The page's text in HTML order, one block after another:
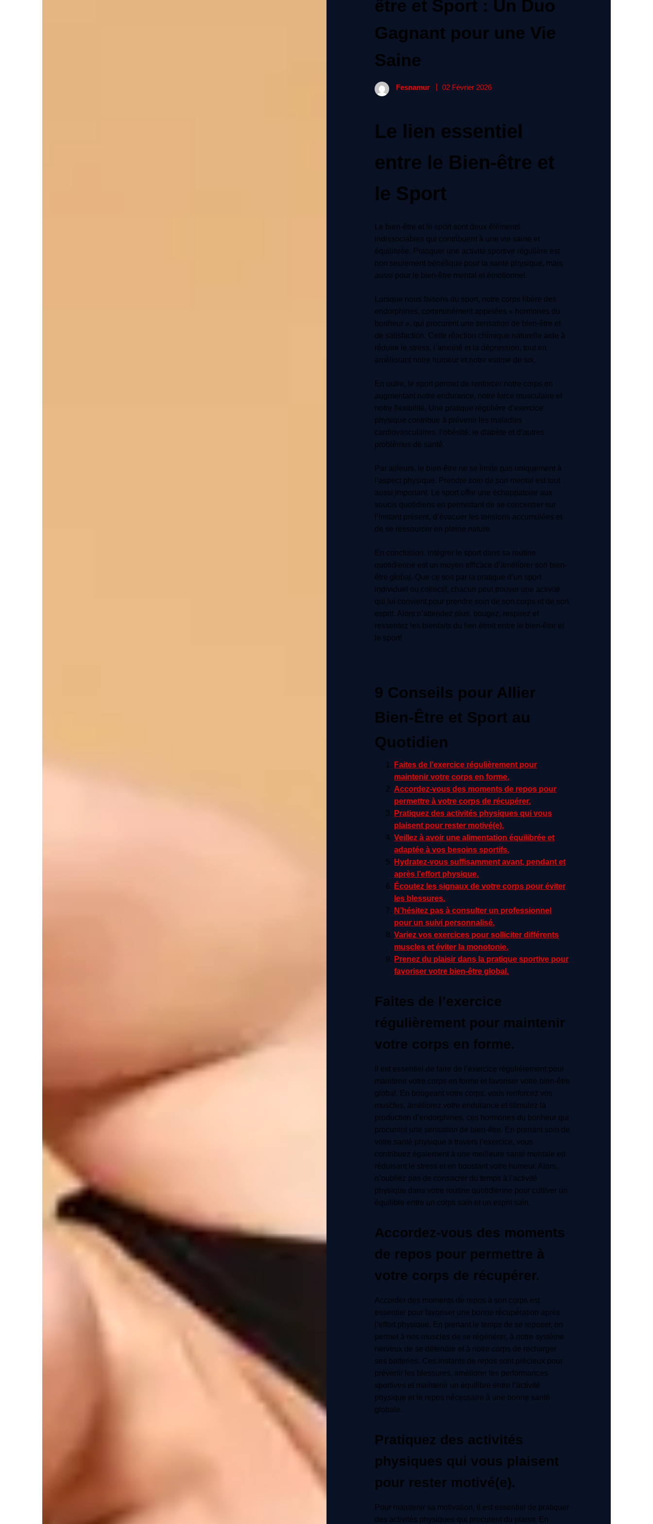
être et Sport : Un Duo
Gagnant pour une Vie
Saine
Fesnamur 02 Février 2026
Le lien essentiel
entre le Bien-être et
le Sport
Le bien-être et le sport sont deux éléments
indissociables qui contribuent à une vie saine et
équilibrée. Pratiquer une activité sportive régulière est
non seulement bénéfique pour la santé physique, mais
aussi pour le bien-être mental et émotionnel.
Lorsque nous faisons du sport, notre corps libère des
endorphines, communément appelées « hormones du
bonheur », qui procurent une sensation de bien-être et
de satisfaction. Cette réaction chimique naturelle aide à
réduire le stress, l’anxiété et la dépression, tout en
améliorant notre humeur et notre estime de soi.
En outre, le sport permet de renforcer notre corps en
augmentant notre endurance, notre force musculaire et
notre flexibilité. Une pratique régulière d’exercice
physique contribue à prévenir les maladies
cardiovasculaires, l’obésité, le diabète et d’autres
problèmes de santé.
Par ailleurs, le bien-être ne se limite pas uniquement à
l’aspect physique. Prendre soin de son mental est tout
aussi important. Le sport offre une échappatoire aux
soucis quotidiens en permettant de se concentrer sur
l’instant présent, d’évacuer les tensions accumulées et
de se ressourcer en pleine nature.
En conclusion, intégrer le sport dans sa routine
quotidienne est un moyen efficace d’améliorer son bien-
être global. Que ce soit par la pratique d’un sport
individuel ou collectif, chacun peut trouver une activité
qui lui convient pour prendre soin de son corps et de son
esprit. Alors n’attendez plus, bougez, respirez et
ressentez les bienfaits du lien étroit entre le bien-être et
le sport!
9 Conseils pour Allier
Bien-Être et Sport au
Quotidien
Faites de l’exercice régulièrement pour
maintenir votre corps en forme.
Accordez-vous des moments de repos pour
permettre à votre corps de récupérer.
Pratiquez des activités physiques qui vous
plaisent pour rester motivé(e).
Veillez à avoir une alimentation équilibrée et
adaptée à vos besoins sportifs.
Hydratez-vous suffisamment avant, pendant et
après l’effort physique.
Écoutez les signaux de votre corps pour éviter
les blessures.
N’hésitez pas à consulter un professionnel
pour un suivi personnalisé.
Variez vos exercices pour solliciter différents
muscles et éviter la monotonie.
Prenez du plaisir dans la pratique sportive pour
favoriser votre bien-être global.
Faites de l’exercice
régulièrement pour maintenir
votre corps en forme.
Il est essentiel de faire de l’exercice régulièrement pour
maintenir votre corps en forme et favoriser votre bien-être
global. En bougeant votre corps, vous renforcez vos
muscles, améliorez votre endurance et stimulez la
production d’endorphines, ces hormones du bonheur qui
procurent une sensation de bien-être. En prenant soin de
votre santé physique à travers l’exercice, vous
contribuez également à une meilleure santé mentale en
réduisant le stress et en boostant votre humeur. Alors,
n’oubliez pas de consacrer du temps à l’activité
physique dans votre routine quotidienne pour cultiver un
équilibre entre un corps sain et un esprit sain.
Accordez-vous des moments
de repos pour permettre à
votre corps de récupérer.
Accorder des moments de repos à son corps est
essentiel pour favoriser une bonne récupération après
l’effort physique. En prenant le temps de se reposer, on
permet à nos muscles de se régénérer, à notre système
nerveux de se détendre et à notre corps de recharger
ses batteries. Ces instants de repos sont précieux pour
prévenir les blessures, améliorer les performances
sportives et maintenir un équilibre entre l’activité
physique et le repos nécessaire à une bonne santé
globale.
Pratiquez des activités
physiques qui vous plaisent
pour rester motivé(e).
Pour maintenir sa motivation, il est essentiel de pratiquer
des activités physiques qui procurent du plaisir. En